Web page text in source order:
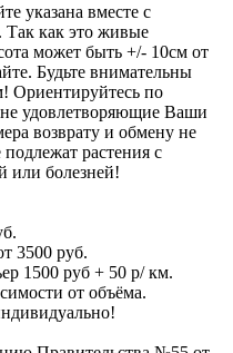
указана вместе с
Так как это живые
может быть +/- 10см от
Будьте внимательны
Ориентируйтесь по
удовлетворяющие Ваши
возврату и обмену не
растения с
или болезней!
3500 руб.
1500 руб + 50 р/ км.
от объёма.